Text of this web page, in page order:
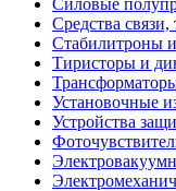
Средства связи,
Стабилитроны
Тиристоры и
Установочные
Устройства